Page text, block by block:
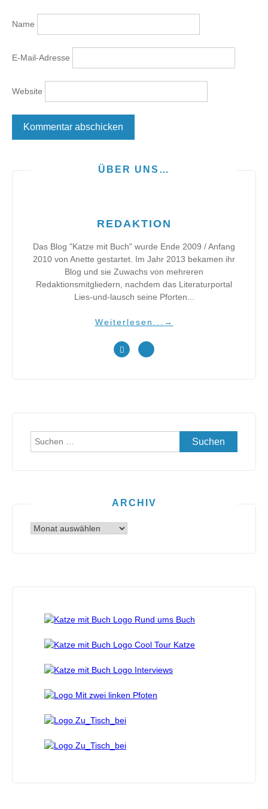
Name
E-Mail-Adresse
Website
ÜBER UNS…
REDAKTION
Das Blog "Katze mit Buch" wurde Ende 2009 / Anfang
2010 von Anette gestartet. Im Jahr 2013 bekamen ihr
Blog und sie Zuwachs von mehreren
Redaktionsmitgliedern, nachdem das Literaturportal
Lies-und-lausch seine Pforten...
Weiterlesen... →
Suchen
ARCHIV
Archiv